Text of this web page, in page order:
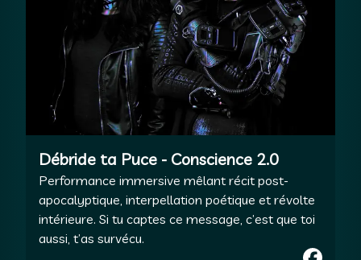
Débride ta Puce - Conscience 2.0
Performance immersive mêlant récit post-
apocalyptique, interpellation poétique et révolte
intérieure. Si tu captes ce message, c’est que toi
aussi, t’as survécu.